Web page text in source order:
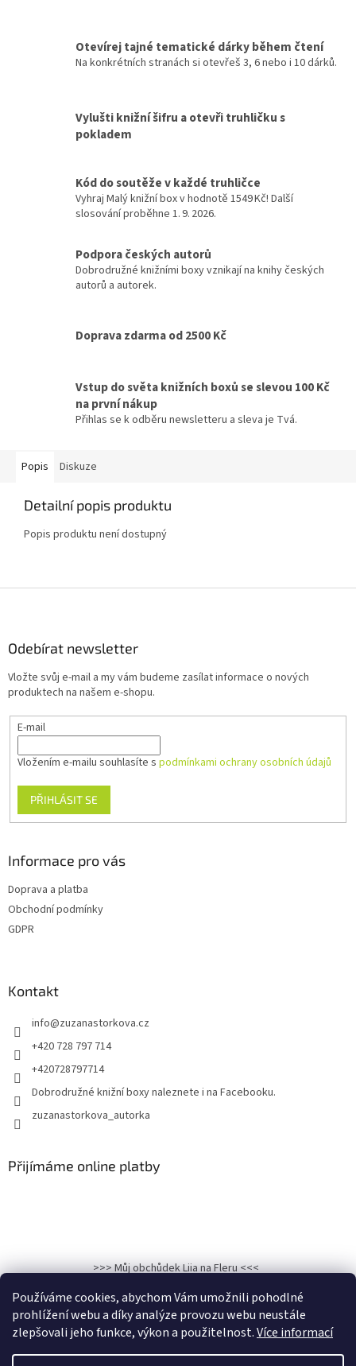
Používáme cookies, abychom Vám umožnili pohodlné
prohlížení webu a díky analýze provozu webu neustále
zlepšovali jeho funkce, výkon a použitelnost.Více informací
Otevírej tajné tematické dárky během čtení
Na konkrétních stranách si otevřeš 3, 6 nebo i 10 dárků.
Vylušti knižní šifru a otevři truhličku s
pokladem
Kód do soutěže v každé truhličce
Vyhraj Malý knižní box v hodnotě 1549 Kč! Další
slosování proběhne 1. 9. 2026.
Podpora českých autorů
Dobrodružné knižními boxy vznikají na knihy českých
autorů a autorek.
Doprava zdarma od 2500 Kč
Vstup do světa knižních boxů se slevou 100 Kč
na první nákup
Přihlas se k odběru newsletteru a sleva je Tvá.
Popis Diskuze
Detailní popis produktu
Popis produktu není dostupný
Odebírat newsletter
Vložte svůj e-mail a my vám budeme zasílat informace o nových
produktech na našem e-shopu.
E-mail
Vložením e-mailu souhlasíte s podmínkami ochrany osobních údajů
PŘIHLÁSIT SE
Informace pro vás
Doprava a platba
Obchodní podmínky
GDPR
Kontakt
info@zuzanastorkova.cz
+420 728 797 714
+420728797714
Dobrodružné knižní boxy naleznete i na Facebooku.
zuzanastorkova_autorka
Přijímáme online platby
>>> Můj obchůdek Liia na Fleru <<<